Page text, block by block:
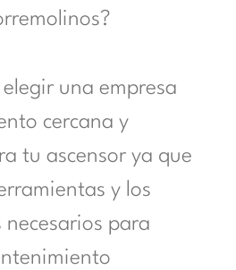
una empresa
cercana y
tu ascensor ya que
y los
para